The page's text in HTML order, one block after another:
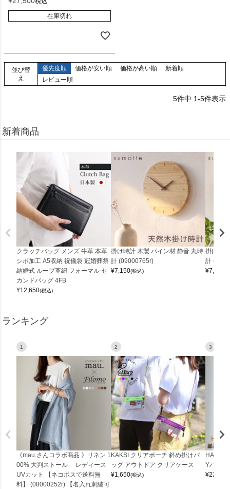
在庫切れ
並び替
え
優先度順 価格が安い順 価格が高い順
新着順
レビュー順
5件中 1-5件表示
新着商品
クラッチバッグ メンズ 牛革 本革
シボ加工 A5収納 祝儀袋 冠婚葬祭
結婚式 ループ革紐 フォーマル セ
カンドバッグ 4FB
¥12,650(税込)
掛け時計 木製 パイン材 静音 丸時
計 (09000765r)
¥7,150(税込)
掛け時
計
¥7,150
ランキング
1
《mau.さんコラボ商品 》リネン 1
00% 大判ストール レディース
UVカット 【ネコポスで送料無
料】 (08000252r) 【名入れ刺繍可
2
KAKSI クリアポーチ 斜め掛けバ
ッグ アウトドア クリアケース
¥1,650(税込)
3
Yバッグ
¥22,000